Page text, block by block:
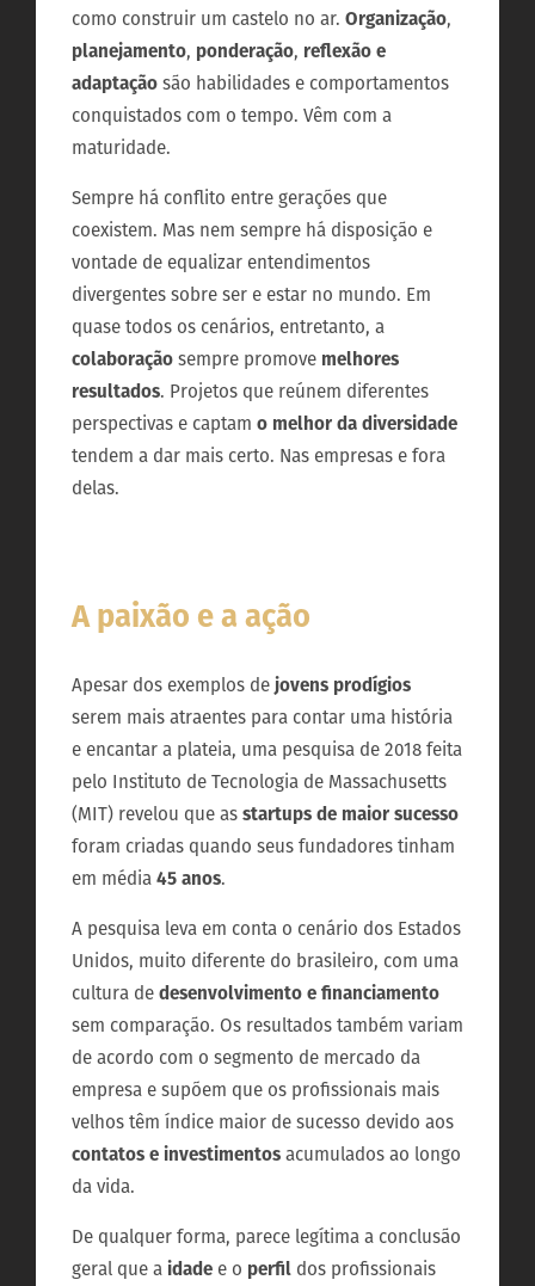
como construir um castelo no ar. Organização,
planejamento, ponderação, reflexão e
adaptaçãosão habilidades e comportamentos
conquistados com o tempo. Vêm com a
maturidade.
Sempre há conflito entre gerações que
coexistem. Mas nem sempre há disposição e
vontade de equalizar entendimentos
divergentes sobre ser e estar no mundo. Em
quase todos os cenários, entretanto, a
colaboraçãosempre promove melhores
resultados. Projetos que reúnem diferentes
perspectivas e captam o melhor da diversidade
tendem a dar mais certo. Nas empresas e fora
delas.
A paixão e a ação
Apesar dos exemplos dejovens prodígios
serem mais atraentes para contar uma história
e encantar a plateia, uma pesquisa de 2018 feita
pelo Instituto de Tecnologia de Massachusetts
(MIT) revelou que asstartups de maior sucesso
foram criadas quando seus fundadores tinham
em média45 anos.
A pesquisa leva em conta o cenário dos Estados
Unidos, muito diferente do brasileiro, com uma
cultura dedesenvolvimento e financiamento
sem comparação. Os resultados também variam
de acordo com o segmento de mercado da
empresa e supõem que os profissionais mais
velhos têm índice maior de sucesso devido aos
contatos e investimentosacumulados ao longo
da vida.
De qualquer forma, parece legítima a conclusão
geral que aidade e o perfil dos profissionais